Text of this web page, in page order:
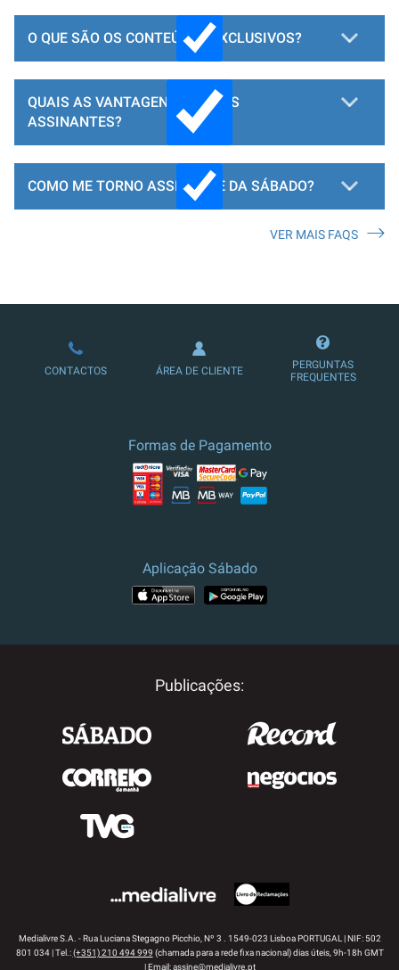
O QUE SÃO OS CONTEÚDOS EXCLUSIVOS?
QUAIS AS VANTAGENS PARA OS
ASSINANTES?
COMO ME TORNO ASSINANTE DA SÁBADO?
LOJA DE ASSINATURAS
VER MAIS FAQS
CONTACTOS ÁREA DE CLIENTE
PERGUNTAS
FREQUENTES
Formas de Pagamento
Aplicação Sábado
Publicações:
Medialivre S.A. - Rua Luciana Stegagno Picchio, Nº 3 . 1549-023 Lisboa PORTUGAL | NIF: 502
801 034 | Tel.:(+351) 210 494 999 (chamada para a rede fixa nacional) dias úteis, 9h-18h GMT
| Email:assine@medialivre.pt